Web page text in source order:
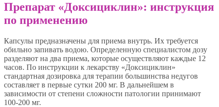
Препарат «Доксициклин»: инструкция
по применению
Капсулы предназначены для приема внутрь. Их требуется
обильно запивать водою. Определенную специалистом дозу
разделяют на два приема, которые осуществляют каждые 12
часов. По инструкции к лекарству «Доксициклин»
стандартная дозировка для терапии большинства недугов
составляет в первые сутки 200 мг. В дальнейшем в
зависимости от степени сложности патологии принимают
100-200 мг.